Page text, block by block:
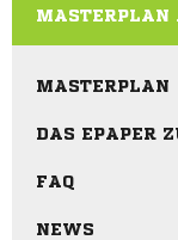
MASTERPLAN
MASTERPLAN
DAS EPAPER
FAQ
NEWS